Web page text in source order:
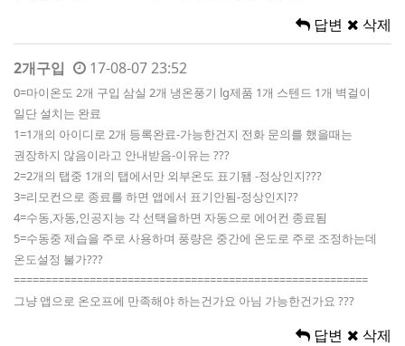
답변 삭제
2개구입 17-08-07 23:52
0=마이온도 2개 구입 삼실 2개 냉온풍기 lg제품 1개 스텐드 1개 벽걸이
일단 설치는 완료
1=1개의 아이디로 2개 등록완료-가능한건지 전화 문의를 했을때는
권장하지 않음이라고 안내받음-이유는 ???
2=2개의 탭중 1개의 탭에서만 외부온도 표기됌 -정상인지???
3=리모컨으로 종료를 하면 앱에서 표기안됨-정상인지??
4=수동,자동,인공지능 각 선택을하면 자동으로 에어컨 종료됨
5=수동중 제습을 주로 사용하며 풍량은 중간에 온도로 주로 조정하는데
온도설정 불가???
========================================================
그냥 앱으로 온오프에 만족해야 하는건가요 아님 가능한건가요 ???
답변 삭제